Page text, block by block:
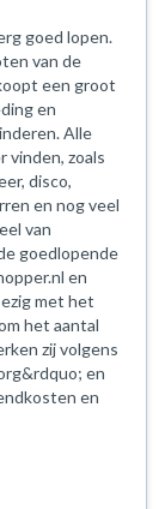
goed lopen.
van de
een groot
en
Alle
vinden, zoals
disco,
en nog veel
van
goedlopende
en
met het
het aantal
zij volgens
en
en